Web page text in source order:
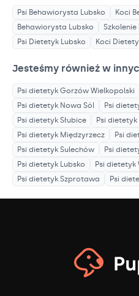
Psi Behawiorysta Lubsko Koci
Behawiorysta Lubsko Szkolenie
Psi Dietetyk Lubsko Koci
Jesteśmy również w
Psi dietetyk Gorzów Wielkopolski
Psi dietetyk Nowa Sól Psi
Psi dietetyk Słubice Psi dietetyk
Psi dietetyk Międzyrzecz Psi
Psi dietetyk Sulechów Psi
Psi dietetyk Lubsko Psi dietetyk
Psi dietetyk Szprotawa Psi